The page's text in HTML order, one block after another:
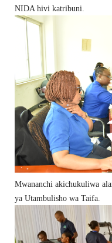
NIDA hivi katribuni.
Mwananchi akichukuliwa
ya Utambulisho wa Taifa.